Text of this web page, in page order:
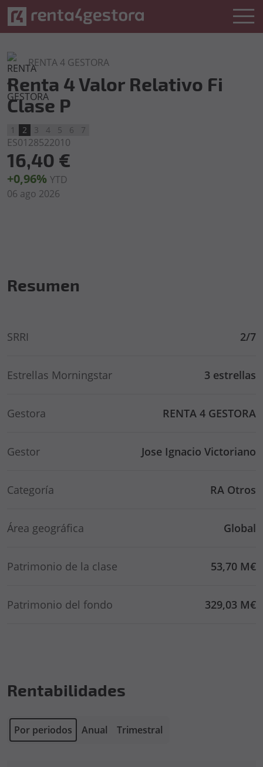
RENTA 4 GESTORA
Renta 4 Valor Relativo Fi
Clase P
1 2 3 4 5 6 7
ES0128522010
16,40 €
+0,96% YTD
06 ago 2026
Resumen
SRRI 2/7
Estrellas Morningstar 3 estrellas
Gestora RENTA 4 GESTORA
Gestor Jose Ignacio Victoriano
Categoría RA Otros
Área geográfica Global
Patrimonio de la clase 53,70 M€
Patrimonio del fondo 329,03 M€
Rentabilidades
Por periodos Anual Trimestral